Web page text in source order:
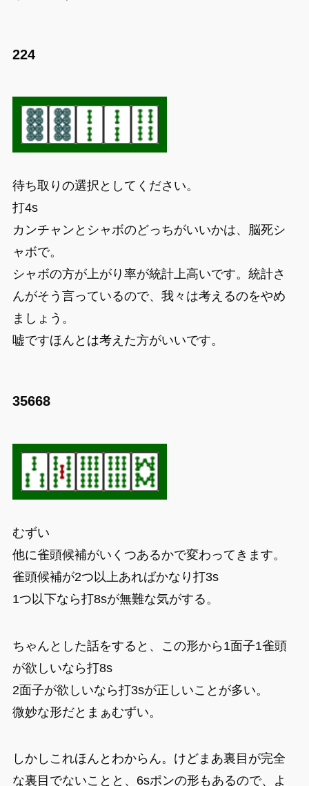
224
待ち取りの選択としてください。
打4s
カンチャンとシャボのどっちがいいかは、脳死シ
ャボで。
シャボの方が上がり率が統計上高いです。統計さ
んがそう言っているので、我々は考えるのをやめ
ましょう。
嘘ですほんとは考えた方がいいです。
35668
むずい
他に雀頭候補がいくつあるかで変わってきます。
雀頭候補が2つ以上あればかなり打3s
1つ以下なら打8sが無難な気がする。
ちゃんとした話をすると、この形から1面子1雀頭
が欲しいなら打8s
2面子が欲しいなら打3sが正しいことが多い。
微妙な形だとまぁむずい。
しかしこれほんとわからん。けどまあ裏目が完全
な裏目でないことと、6sポンの形もあるので、よ